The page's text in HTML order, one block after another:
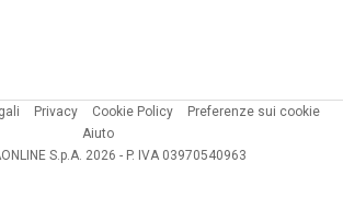
Privacy Cookie Policy
Preferenze sui cookie
Aiuto
S.p.A. 2026 - P. IVA 03970540963